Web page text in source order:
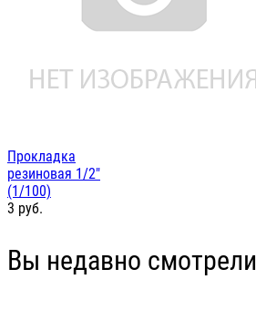
Прокладка
резиновая 1/2"
(1/100)
3 руб.
Вы недавно смотрели